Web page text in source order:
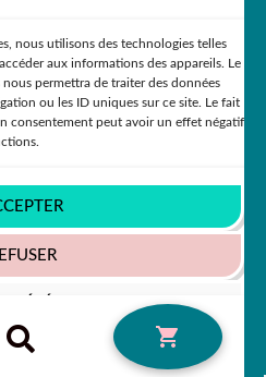
nous utilisons des technologies telles
aux informations des appareils. Le
permettra de traiter des données
ou les ID uniques sur ce site. Le fait
consentement peut avoir un effet négatif
Politique de confidentialité
Chevy Truck
7,80